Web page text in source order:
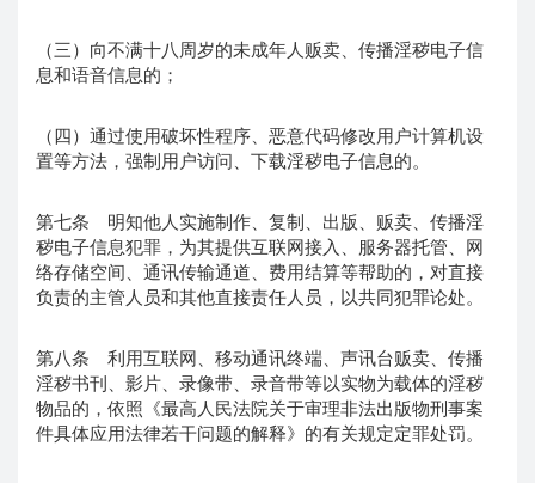
（三）向不满十八周岁的未成年人贩卖、传播淫秽电子信
息和语音信息的；
（四）通过使用破坏性程序、恶意代码修改用户计算机设
置等方法，强制用户访问、下载淫秽电子信息的。
第七条 明知他人实施制作、复制、出版、贩卖、传播淫
秽电子信息犯罪，为其提供互联网接入、服务器托管、网
络存储空间、通讯传输通道、费用结算等帮助的，对直接
负责的主管人员和其他直接责任人员，以共同犯罪论处。
第八条 利用互联网、移动通讯终端、声讯台贩卖、传播
淫秽书刊、影片、录像带、录音带等以实物为载体的淫秽
物品的，依照《最高人民法院关于审理非法出版物刑事案
件具体应用法律若干问题的解释》的有关规定定罪处罚。